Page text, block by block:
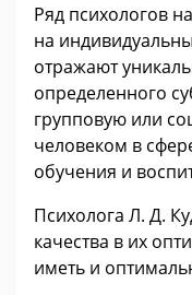
Ряд психологов
на
отражают
определенного
групповую или
человеком в
обучения и
Психолога Л. Д.
качества в их
иметь и